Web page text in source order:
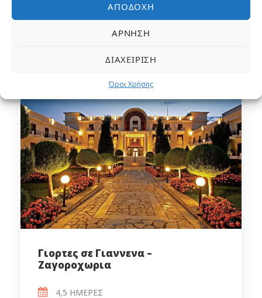
ΑΠΟΔΟΧΉ
ΆΡΝΗΣΗ
ΔΙΑΧΕΊΡΙΣΗ
Όροι Χρήσης
230€
Οδικώς
Γιορτες σε Γιαννενα –
Ζαγοροχωρια
4,5 ΗΜΕΡΕΣ